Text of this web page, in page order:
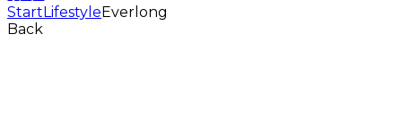
StartLifestyleEverlong
Back